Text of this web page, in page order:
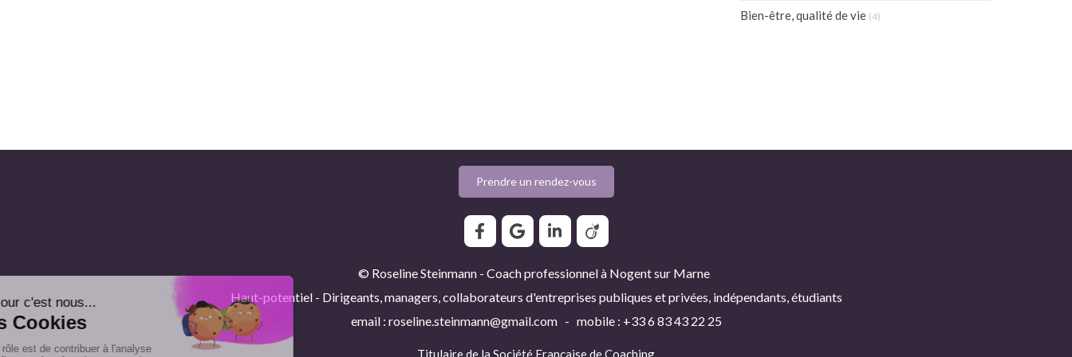
Bien-être, qualité de vie (4)
Prendre un rendez-vous
© Roseline Steinmann - Coach professionnel à Nogent sur Marne
Haut-potentiel - Dirigeants, managers, collaborateurs d'entreprises publiques et privées, indépendants, étudiants
email : roseline.steinmann@gmail.com - mobile : +33 6 83 43 22 25
Titulaire de la Société Française de Coaching